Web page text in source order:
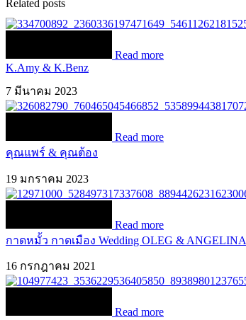
Related posts
Read more
K.Amy & K.Benz
7 มีนาคม 2023
Read more
คุณแพร์ & คุณต้อง
19 มกราคม 2023
Read more
กาดหมั้ว กาดเมือง Wedding OLEG & ANGELINA
16 กรกฎาคม 2021
Read more